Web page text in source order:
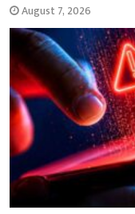
August 7, 2026